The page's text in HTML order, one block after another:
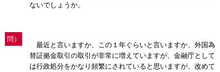
ないでしょうか。
問）
最近と言いますか、この１年ぐらいと言いますか、外国為
替証拠金取引の取引が非常に増えていますが、金融庁として
は行政処分をかなり頻繁にされていると思いますが、改めて